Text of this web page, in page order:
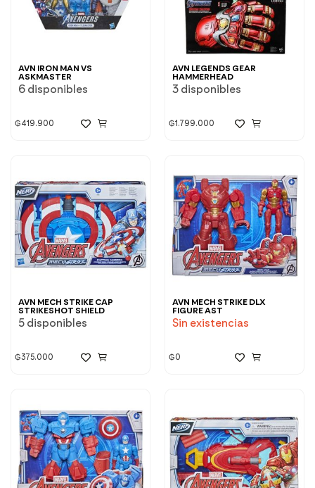
AVN IRON MAN VS
ASKMASTER
6 disponibles
₲419.900
AVN LEGENDS GEAR
HAMMERHEAD
3 disponibles
₲1.799.000
AVN MECH STRIKE CAP
STRIKESHOT SHIELD
5 disponibles
₲375.000
AVN MECH STRIKE DLX
FIGURE AST
Sin existencias
₲0